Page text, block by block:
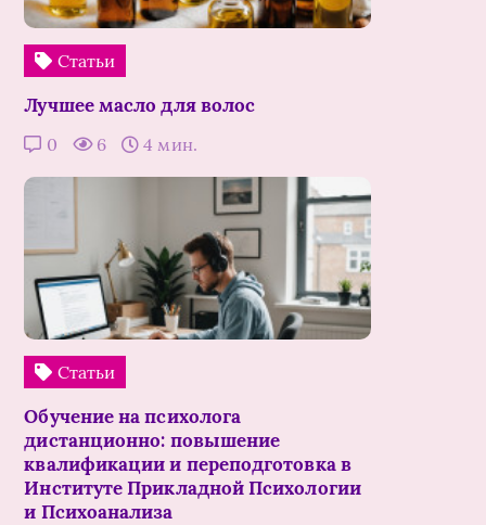
Статьи
Лучшее масло для волос
0 6 4 мин.
Статьи
Обучение на психолога
дистанционно: повышение
квалификации и переподготовка в
Институте Прикладной Психологии
и Психоанализа